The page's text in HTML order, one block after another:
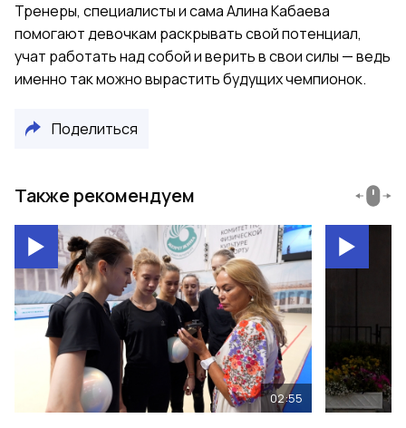
Тренеры, специалисты и сама Алина Кабаева
помогают девочкам раскрывать свой потенциал,
учат работать над собой и верить в свои силы — ведь
именно так можно вырастить будущих чемпионок.
Поделиться
Также рекомендуем
02:55